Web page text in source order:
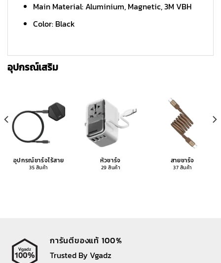
Main Material: Aluminium, Magnetic, 3M VBH
Color: Black
อุปกรณ์เสริม
อุปกรณ์ชาร์จไร้สาย
35 สินค้า
หัวชาร์จ
29 สินค้า
สายชาร์จ
37 สินค้า
การันตีของแท้ 100%
Trusted By Vgadz